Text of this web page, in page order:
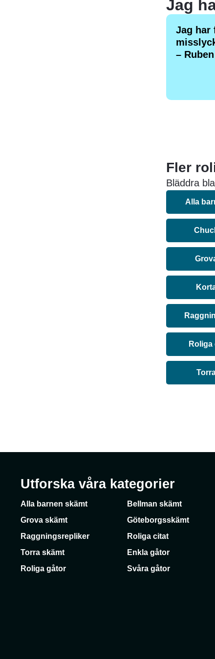
Jag har
–
Fler
Bläddra
Alla
Utforska våra kategorier
Alla barnen skämt Bellman skämt
Grova skämt
Göteborgsskämt
Raggningsrepliker
Roliga citat
Torra skämt
Enkla gåtor
Roliga gåtor
Svåra gåtor